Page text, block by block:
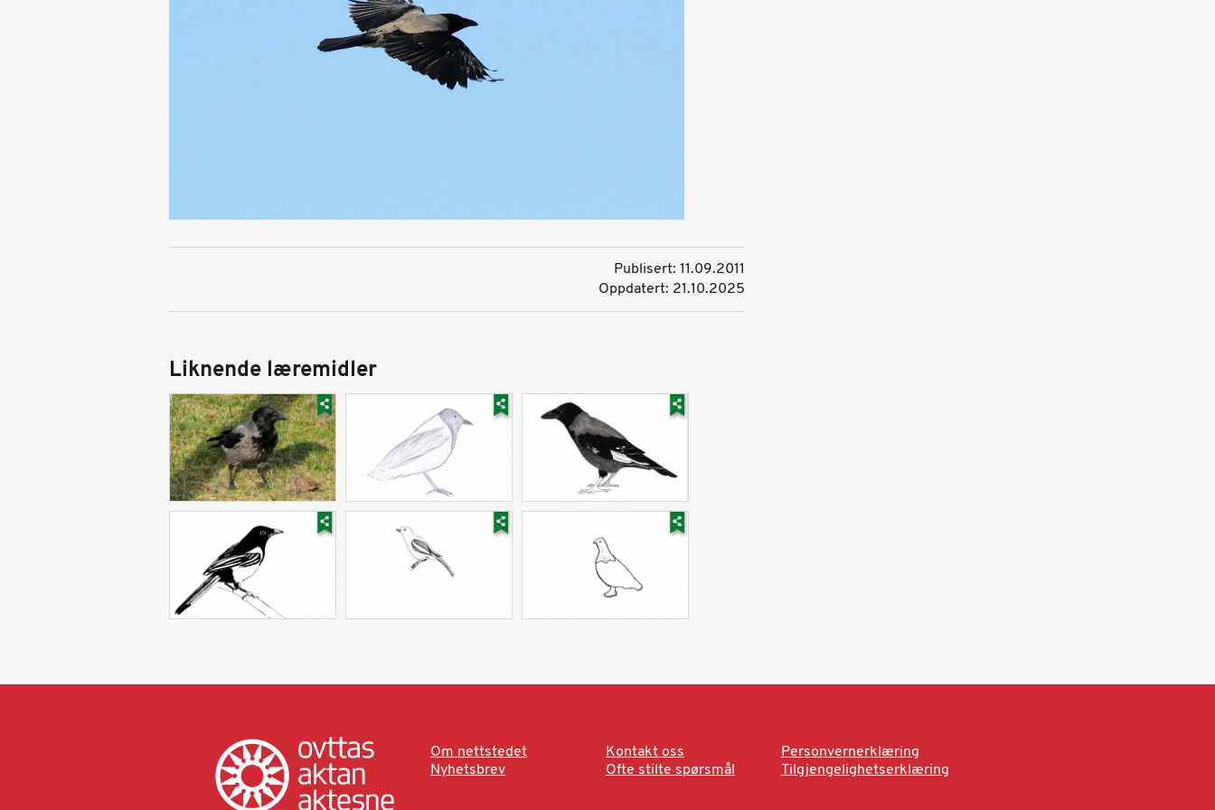
Publisert: 11.09.2011
Oppdatert: 21.10.2025
Liknende læremidler
Om nettstedet Kontakt oss
Personvernerklæring
Nyhetsbrev
Ofte stilte spørsmål Tilgjengelighetserklæring